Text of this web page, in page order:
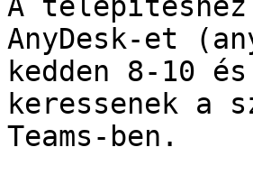
A
AnyDesk-et
kedden 8-10
keressenek a
Teams-ben.